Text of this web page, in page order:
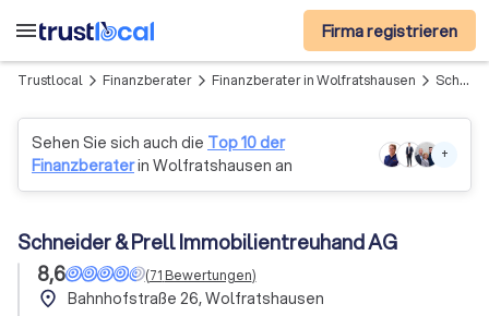
menu Firma registrieren
Trustlocal arrow_forward_ios Finanzberater arrow_forward_ios Finanzberater in Wolfratshausen arrow_forward_ios Schneider & Prell Immobilientreuhand AG
Sehen Sie sich auch die Top 10 der
Finanzberaterin Wolfratshausen an
+
Schneider & Prell Immobilientreuhand AG
8,6
(71Bewertungen)
place Bahnhofstraße 26, Wolfratshausen